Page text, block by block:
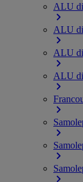
ALU
ALU
ALU
ALU